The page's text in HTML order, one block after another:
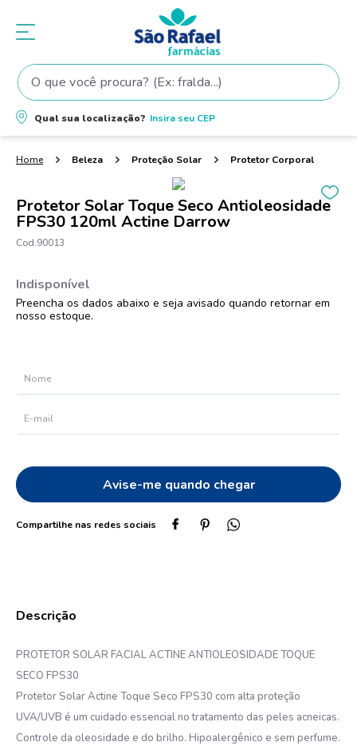
O que você procura? (Ex: fralda...)
Qual sua localização? Insira seu CEP
Beleza Proteção Solar Protetor Corporal
Protetor Solar Toque Seco Antioleosidade
FPS30 120ml Actine Darrow
90013
PROTETOR SOLAR FACIAL ACTINE ANTIOLEOSIDADE TOQUE
SECO FPS30
Protetor Solar Actine Toque Seco FPS30 com alta proteção
UVA/UVB é um cuidado essencial no tratamento das peles acneicas.
Controle da oleosidade e do brilho. Hipoalergênico e sem perfume.
Termos mais buscados
1º fralda
shampoo
4º lenço umedecido
5º tintura cabelo
7º fralda pampers
8º proge
10º